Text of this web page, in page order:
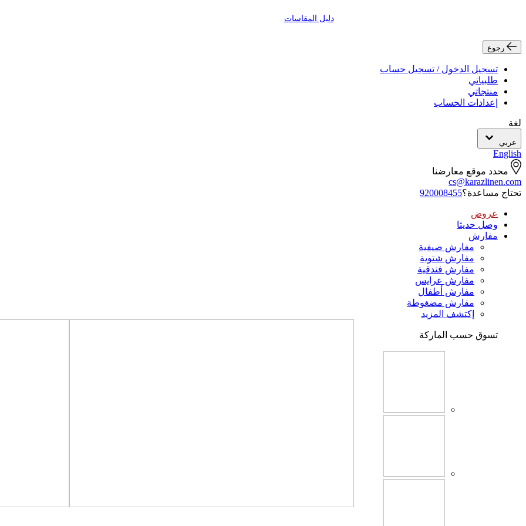
دليل المقاسات
رجوع
تسجيل الدخول / تسجيل حساب
طلبياتي
منتجاتي
إعدادات الحساب
لغة
عربي
English
محدد موقع معارضنا
cs@karazlinen.com
تحتاج مساعدة؟920008455
عروض
وصل حديثا
مفارش
مفارش صيفية
مفارش شتوية
مفارش فندقية
مفارش عرايس
مفارش أطفال
مفارش مضغوطة
إكتشف المزيد
تسوق حسب الماركة